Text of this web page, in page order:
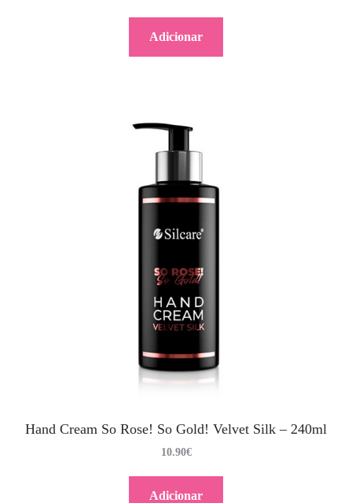
Adicionar
Hand Cream So Rose! So Gold! Velvet Silk – 240ml
10.90€
Adicionar